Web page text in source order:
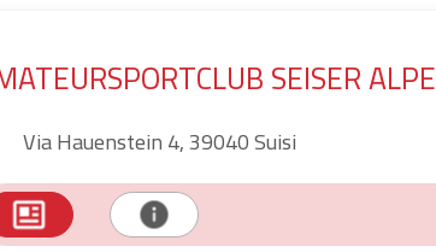
SEISER ALPE
Via Hauenstein 4, 39040 Suisi